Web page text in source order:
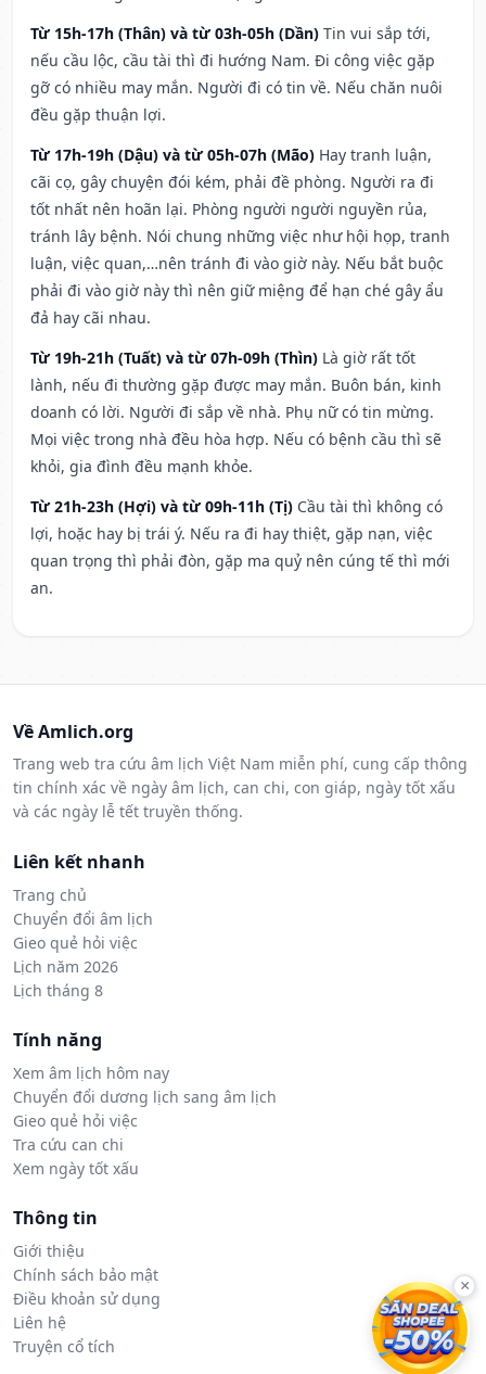
Từ 15h-17h (Thân) và từ 03h-05h (Dần) Tin vui sắp tới,
nếu cầu lộc, cầu tài thì đi hướng Nam. Đi công việc gặp
gỡ có nhiều may mắn. Người đi có tin về. Nếu chăn nuôi
đều gặp thuận lợi.
Từ 17h-19h (Dậu) và từ 05h-07h (Mão) Hay tranh luận,
cãi cọ, gây chuyện đói kém, phải đề phòng. Người ra đi
tốt nhất nên hoãn lại. Phòng người người nguyền rủa,
tránh lây bệnh. Nói chung những việc như hội họp, tranh
luận, việc quan,…nên tránh đi vào giờ này. Nếu bắt buộc
phải đi vào giờ này thì nên giữ miệng để hạn ché gây ẩu
đả hay cãi nhau.
Từ 19h-21h (Tuất) và từ 07h-09h (Thìn) Là giờ rất tốt
lành, nếu đi thường gặp được may mắn. Buôn bán, kinh
doanh có lời. Người đi sắp về nhà. Phụ nữ có tin mừng.
Mọi việc trong nhà đều hòa hợp. Nếu có bệnh cầu thì sẽ
khỏi, gia đình đều mạnh khỏe.
Từ 21h-23h (Hợi) và từ 09h-11h (Tị) Cầu tài thì không có
lợi, hoặc hay bị trái ý. Nếu ra đi hay thiệt, gặp nạn, việc
quan trọng thì phải đòn, gặp ma quỷ nên cúng tế thì mới
an.
Về Amlich.org
Trang web tra cứu âm lịch Việt Nam miễn phí, cung cấp thông
tin chính xác về ngày âm lịch, can chi, con giáp, ngày tốt xấu
và các ngày lễ tết truyền thống.
Liên kết nhanh
Trang chủ
Chuyển đổi âm lịch
Gieo quẻ hỏi việc
Lịch năm 2026
Lịch tháng 8
Tính năng
Xem âm lịch hôm nay
Chuyển đổi dương lịch sang âm lịch
Gieo quẻ hỏi việc
Tra cứu can chi
Xem ngày tốt xấu
Thông tin
Giới thiệu
Chính sách bảo mật
Điều khoản sử dụng
Liên hệ
Truyện cổ tích
×